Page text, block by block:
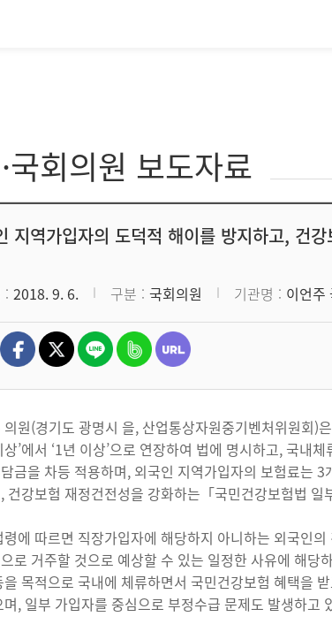
국회의원 보도자료
지역가입자의 도덕적 해이를 방지하고, 건
2018. 9. 6. 구분 국회의원 기관명 이언주
의원(경기도 광명시 을, 산업통상자원중기벤처위원회)
상’에서 ‘1년 이상’으로 연장하여 법에 명시하고, 국내
금을 차등 적용하며, 외국인 지역가입자의 보험료는
건강보험 재정건전성을 강화하는「국민건강보험법
령에 따르면 직장가입자에 해당하지 아니하는 외국인
로 거주할 것으로 예상할 수 있는 일정한 사유에 해
을 목적으로 국내에 체류하면서 국민건강보험 혜택을
며, 일부 가입자를 중심으로 부정수급 문제도 발생하고